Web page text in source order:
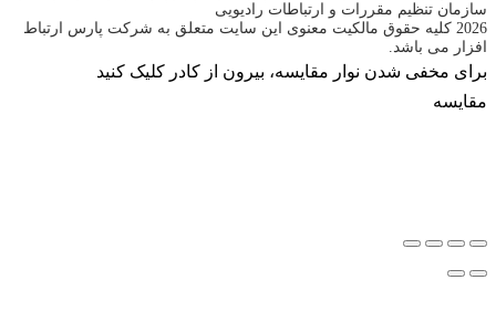
سازمان تنظیم مقررات و ارتباطات رادیویی
2026 کلیه حقوق مالکیت معنوی این سایت متعلق به شرکت پارس ارتباط
افزار می باشد.
برای مخفی شدن نوار مقایسه، بیرون از کادر کلیک کنید
مقایسه